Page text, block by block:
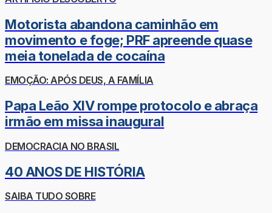
Motorista abandona caminhão em
movimento e foge; PRF apreende quase
meia tonelada de cocaína
EMOÇÃO: APÓS DEUS, A FAMÍLIA
Papa Leão XIV rompe protocolo e abraça
irmão em missa inaugural
DEMOCRACIA NO BRASIL
40 ANOS DE HISTÓRIA
SAIBA TUDO SOBRE